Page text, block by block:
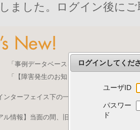
しました。ログイン後に
「事例データベースを公開しました」 をア
「【障害発生のお知らせ｜復旧済み】Web
ンターフェイス下の一部機能の停止につい
ル情報】当面の間、旧画面をご利用いただ
ログインしてくだ
ユーザID
パスワー
ド